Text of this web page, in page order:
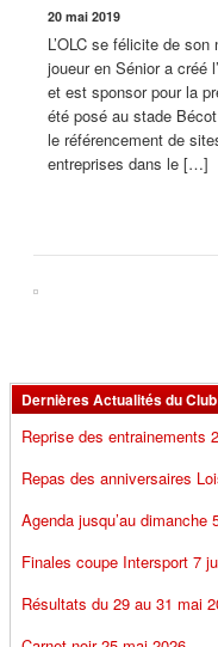
20 mai 2019
L’OLC se félicite de
joueur en Sénior a créé
et est sponsor pour la
été posé au stade
le référencement de
entreprises dans le […]
Dernières Actualités du Club
Reprise des entrainements
Repas des anniversaires
Agenda jusqu’au dimanche
Finales coupe Intersport 7
Résultats du 29 au 31 mai